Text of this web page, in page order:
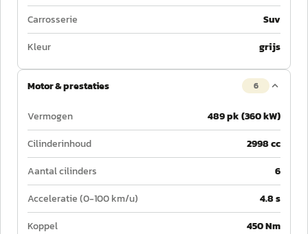
Carrosserie
Suv
Kleur
grijs
Motor & prestaties 6
Vermogen
489 pk (360 kW)
Cilinderinhoud
2998 cc
Aantal cilinders
6
Acceleratie (0-100 km/u)
4.8 s
Koppel
450 Nm